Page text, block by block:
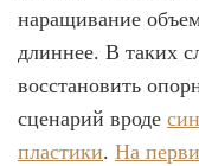
наращивание
длиннее. В таких
восстановить
сценарий вроде
пластики. На